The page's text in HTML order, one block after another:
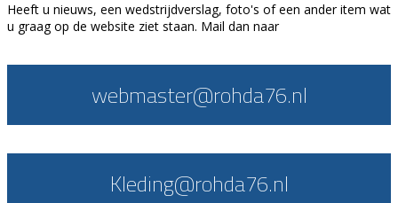
Heeft u nieuws, een wedstrijdverslag, foto's of een ander item wat
u graag op de website ziet staan. Mail dan naar
webmaster@rohda76.nl
Kleding@rohda76.nl